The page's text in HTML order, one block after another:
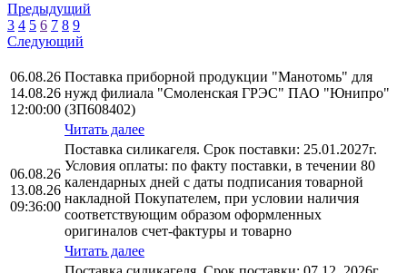
Предыдущий
3 4 5 6 7 8 9
Следующий
06.08.26
14.08.26
12:00:00
Поставка приборной продукции "Манотомь" для
нужд филиала "Смоленская ГРЭС" ПАО "Юнипро"
(ЗП608402)
Читать далее
06.08.26
13.08.26
09:36:00
Поставка силикагеля. Срок поставки: 25.01.2027г.
Условия оплаты: по факту поставки, в течении 80
календарных дней с даты подписания товарной
накладной Покупателем, при условии наличия
соответствующим образом оформленных
оригиналов счет-фактуры и товарно
Читать далее